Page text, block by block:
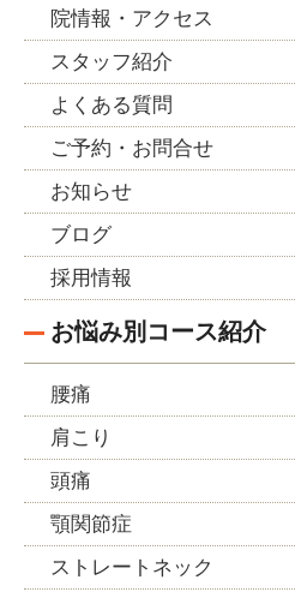
院情報・アクセス
スタッフ紹介
よくある質問
ご予約・お問合せ
お知らせ
ブログ
採用情報
お悩み別コース紹介
腰痛
肩こり
頭痛
顎関節症
ストレートネック